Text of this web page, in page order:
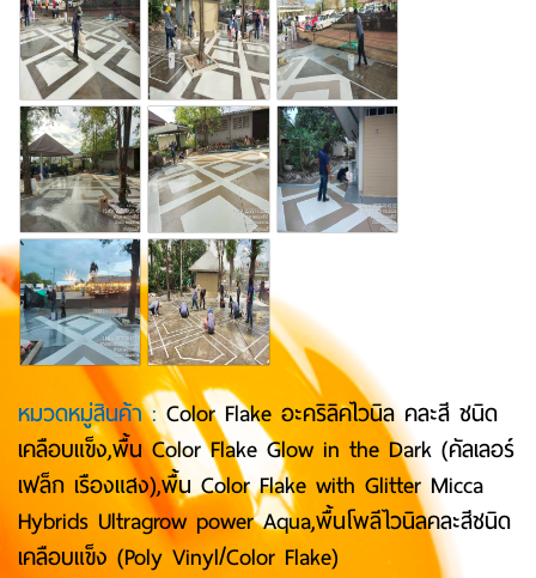
หมวดหมู่สินค้า :Color Flake อะคริลิคไวนิล คละสี ชนิด
เคลือบแข็ง,พื้น Color Flake Glow in the Dark (คัลเลอร์
เฟล็ก เรืองแสง),พื้น Color Flake with Glitter Micca
Hybrids Ultragrow power Aqua,พื้นโพลีไวนิลคละสีชนิด
เคลือบแข็ง (Poly Vinyl/Color Flake)